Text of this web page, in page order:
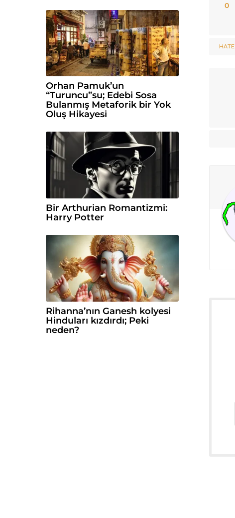
0
HATE
Orhan Pamuk’un
“Turuncu”su; Edebi Sosa
Bulanmış Metaforik bir Yok
Oluş Hikayesi
Bir Arthurian Romantizmi:
Harry Potter
Rihanna’nın Ganesh kolyesi
Hinduları kızdırdı; Peki
neden?